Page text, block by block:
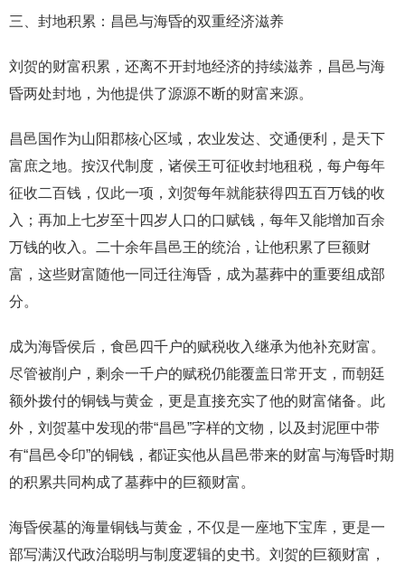
三、封地积累：昌邑与海昏的双重经济滋养
刘贺的财富积累，还离不开封地经济的持续滋养，昌邑与海
昏两处封地，为他提供了源源不断的财富来源。
昌邑国作为山阳郡核心区域，农业发达、交通便利，是天下
富庶之地。按汉代制度，诸侯王可征收封地租税，每户每年
征收二百钱，仅此一项，刘贺每年就能获得四五百万钱的收
入；再加上七岁至十四岁人口的口赋钱，每年又能增加百余
万钱的收入。二十余年昌邑王的统治，让他积累了巨额财
富，这些财富随他一同迁往海昏，成为墓葬中的重要组成部
分。
成为海昏侯后，食邑四千户的赋税收入继承为他补充财富。
尽管被削户，剩余一千户的赋税仍能覆盖日常开支，而朝廷
额外拨付的铜钱与黄金，更是直接充实了他的财富储备。此
外，刘贺墓中发现的带“昌邑”字样的文物，以及封泥匣中带
有“昌邑令印”的铜钱，都证实他从昌邑带来的财富与海昏时期
的积累共同构成了墓葬中的巨额财富。
海昏侯墓的海量铜钱与黄金，不仅是一座地下宝库，更是一
部写满汉代政治聪明与制度逻辑的史书。刘贺的巨额财富，